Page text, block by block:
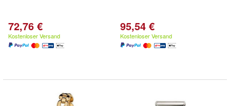
72,76 €
Kostenloser Versand
95,54 €
Kostenloser Versand